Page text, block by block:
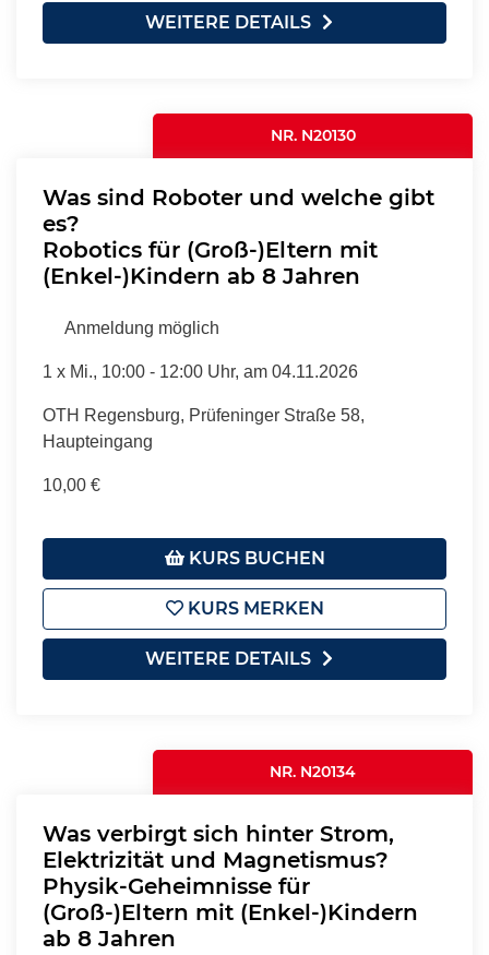
WEITERE DETAILS
NR. N20130
Was sind Roboter und welche gibt
es?
Robotics für (Groß-)Eltern mit
(Enkel-)Kindern ab 8 Jahren
Anmeldung möglich
1 x Mi., 10:00 - 12:00 Uhr, am 04.11.2026
OTH Regensburg, Prüfeninger Straße 58,
Haupteingang
10,00 €
KURS BUCHEN
KURS MERKEN
WEITERE DETAILS
NR. N20134
Was verbirgt sich hinter Strom,
Elektrizität und Magnetismus?
Physik-Geheimnisse für
(Groß-)Eltern mit (Enkel-)Kindern
ab 8 Jahren